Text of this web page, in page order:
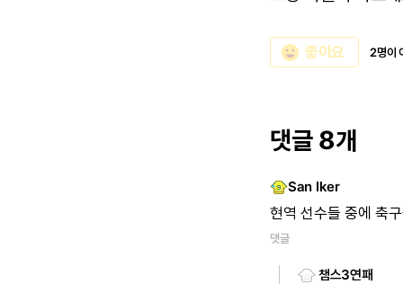
emoji_emotions 좋아요 2명이
댓글 8개
San Iker
현역 선수들 중에 축
댓글
챔스3연패